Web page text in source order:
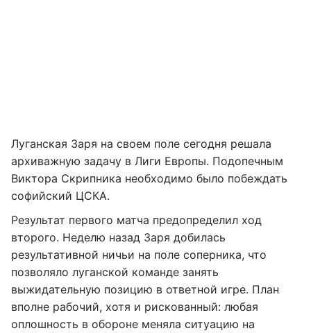
Луганская Заря на своем поле сегодня решала
архиважную задачу в Лиги Европы. Подопечным
Виктора Скрипника необходимо было побеждать
софийский ЦСКА.
Результат первого матча предопределил ход
второго. Неделю назад Заря добилась
результативной ничьи на поле соперника, что
позволяло луганской команде занять
выжидательную позицию в ответной игре. План
вполне рабочий, хотя и рискованный: любая
оплошность в обороне меняла ситуацию на